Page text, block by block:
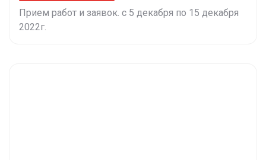
Прием работ и заявок. с 5 декабря по 15 декабря
2022г.